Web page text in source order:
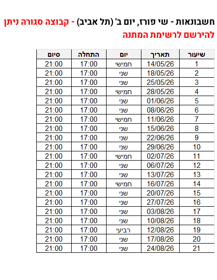
חשבונאות - שי פורז, יום ב' (תל אביב)- קבוצה סגורה ניתן
להירשם לרשימת המתנה